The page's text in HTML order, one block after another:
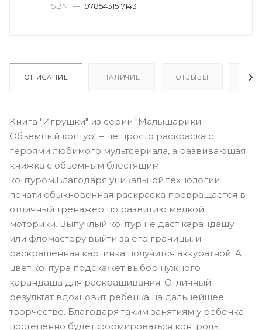
ISBN — 9785431517143
ОПИСАНИЕ НАЛИЧИЕ ОТЗЫВЫ
Книга "Игрушки" из серии "Малышарики.
Объемный контур" – не просто раскраска с
героями любимого мультсериала, а развивающая
книжка с объемным блестящим
контуром.Благодаря уникальной технологии
печати обыкновенная раскраска превращается в
отличный тренажер по развитию мелкой
моторики. Выпуклый контур не даст карандашу
или фломастеру выйти за его границы, и
раскрашенная картинка получится аккуратной. А
цвет контура подскажет выбор нужного
карандаша для раскрашивания. Отличный
результат вдохновит ребенка на дальнейшее
творчество. Благодаря таким занятиям у ребенка
постепенно будет формироваться контроль